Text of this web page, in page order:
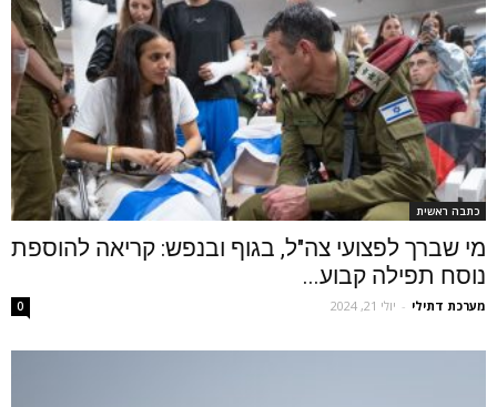
כתבה ראשית
מי שברך לפצועי צה"ל, בגוף ובנפש: קריאה להוספת
נוסח תפילה קבוע...
מערכת דתילי - יולי 21, 2024 0